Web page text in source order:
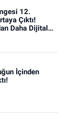
12.
Çıktı!
Daha Dijital
İçinden